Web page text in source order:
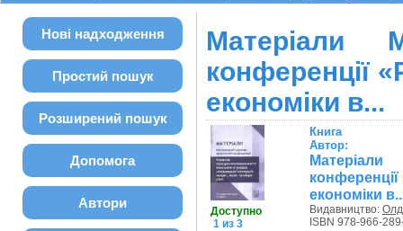
Нові надходження
Простий пошук
Розширений пошук
Допомога
Автори
Матеріали
конференції
економіки в...
Доступно
1 из 3
Книга
Автор:
економіки
Видавництво:
ISBN 978-966-